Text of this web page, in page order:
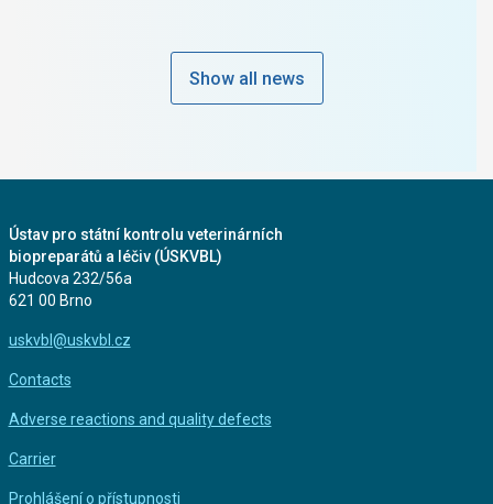
Show all news
Ústav pro státní kontrolu veterinárních
biopreparátů a léčiv (ÚSKVBL)
Hudcova 232/56a
621 00 Brno
uskvbl@uskvbl.cz
Contacts
Adverse reactions and quality defects
Carrier
Prohlášení o přístupnosti